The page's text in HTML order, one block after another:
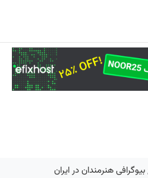
هنرمندان در ایران